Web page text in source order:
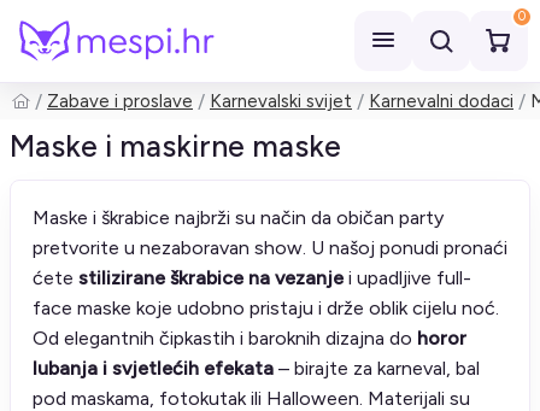
0
Pretraži
Zabave i proslave Karnevalski svijet Karnevalni dodaci
Maske i maskirne maske
Maske i škrabice najbrži su način da običan party
pretvorite u nezaboravan show. U našoj ponudi pronaći
ćete stilizirane škrabice na vezanje i upadljive full-
face maske koje udobno pristaju i drže oblik cijelu noć.
Od elegantnih čipkastih i baroknih dizajna do horor
lubanja i svjetlećih efekata – birajte za karneval, bal
pod maskama, fotokutak ili Halloween. Materijali su